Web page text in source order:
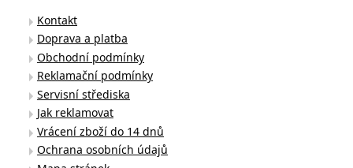
Kontakt
Doprava a platba
Obchodní podmínky
Reklamační podmínky
Servisní střediska
Jak reklamovat
Vrácení zboží do 14 dnů
Ochrana osobních údajů